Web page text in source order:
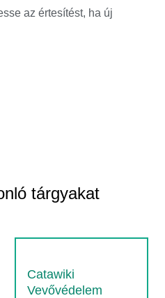
az értesítést, ha új
tárgyakat
Catawiki
Vevővédelem